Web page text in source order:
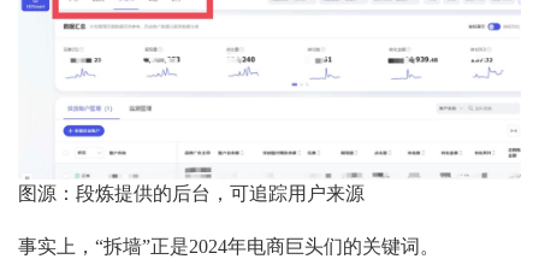
图源：段炼提供的后台，可追踪用户来源
事实上，“拆墙”正是2024年电商巨头们的关键词。